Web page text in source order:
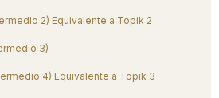
2) Equivalente a Topik 2
3)
4) Equivalente a Topik 3